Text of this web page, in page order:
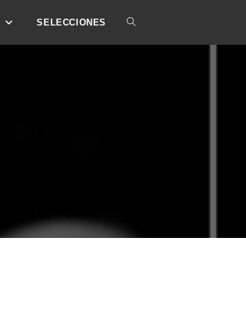
SELECCIONES ALTERNAR